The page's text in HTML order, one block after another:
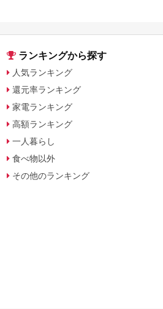
ランキングから探す
人気ランキング
還元率ランキング
家電ランキング
高額ランキング
一人暮らし
食べ物以外
その他のランキング